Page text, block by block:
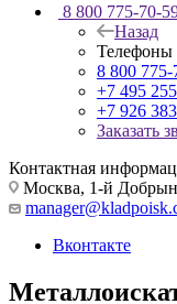
8 800 775-70-
Назад
Телефоны
8 800 775-
+7 495
+7 926
Заказать
Контактная
Москва, 1-й
Вконтакте